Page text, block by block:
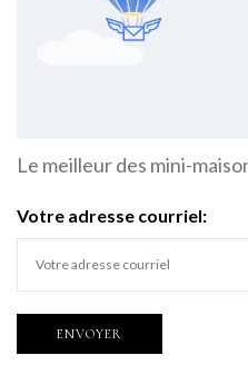
Le meilleur des mini-
Votre adresse courriel: